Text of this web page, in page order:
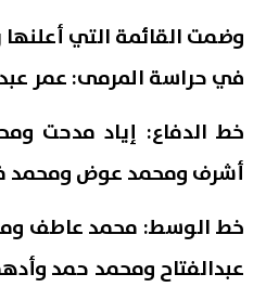
وضمت القائمة التي أعلنها رياض
في حراسة المرمى: عمر
خط الدفاع: إياد مدحت
أشرف ومحمد عوض ومحمد
خط الوسط: محمد عاطف
عبدالفتاح ومحمد حمد